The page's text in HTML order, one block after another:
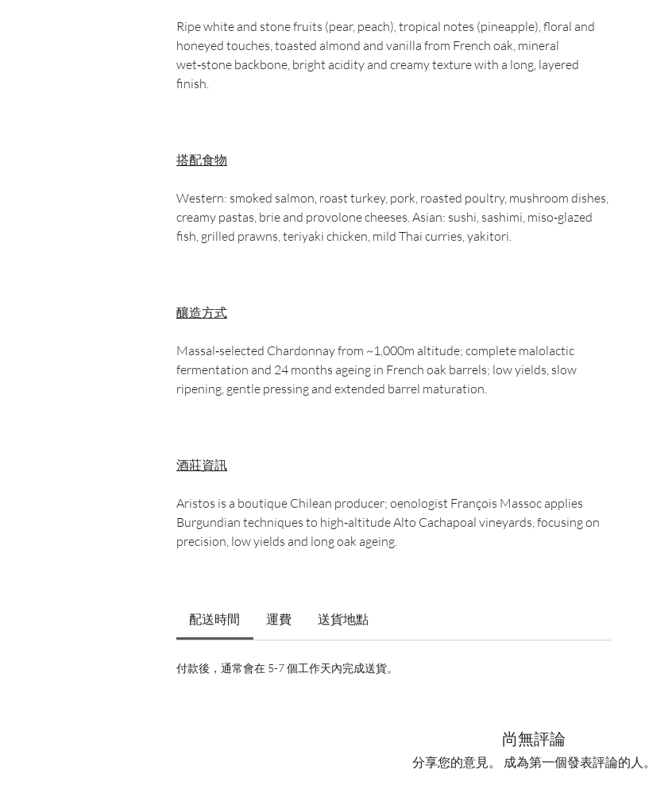
Ripe white and stone fruits (pear, peach), tropical notes (pineapple), floral and
honeyed touches, toasted almond and vanilla from French oak, mineral
wet‑stone backbone, bright acidity and creamy texture with a long, layered
finish.
搭配食物
Western: smoked salmon, roast turkey, pork, roasted poultry, mushroom dishes,
creamy pastas, brie and provolone cheeses. Asian: sushi, sashimi, miso‑glazed
fish, grilled prawns, teriyaki chicken, mild Thai curries, yakitori.
釀造方式
Massal‑selected Chardonnay from ~1,000m altitude; complete malolactic
fermentation and 24 months ageing in French oak barrels; low yields, slow
ripening, gentle pressing and extended barrel maturation.
酒莊資訊
Aristos is a boutique Chilean producer; oenologist François Massoc applies
Burgundian techniques to high‑altitude Alto Cachapoal vineyards, focusing on
precision, low yields and long oak ageing.
配送時間 運費 送貨地點
付款後，通常會在 5-7 個工作天內完成送貨。
尚無評論
分享您的意見。 成為第一個發表評論的人。